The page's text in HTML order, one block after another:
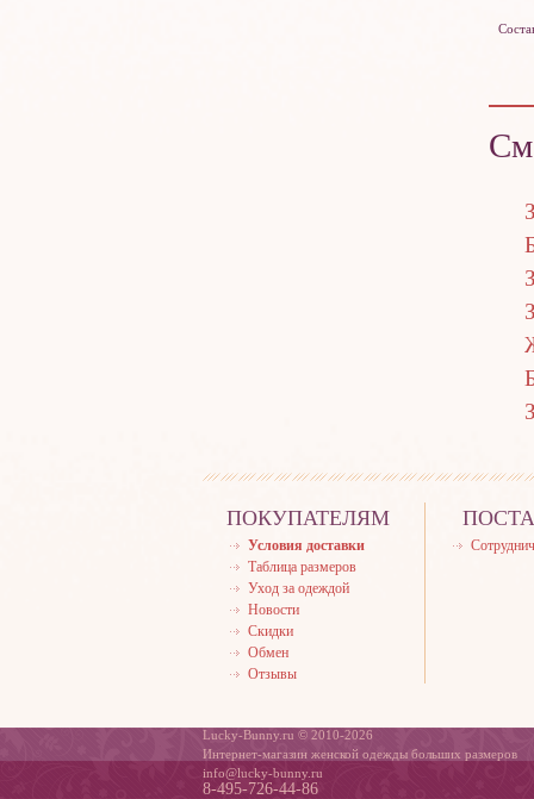
ПОКУПАТЕЛЯМ
Условия доставки
Таблица размеров
Уход за одеждой
Новости
Скидки
Обмен
Отзывы
Lucky-Bunny.ru © 2010-2026
Интернет-магазин женской одежды больших размеров
info@lucky-bunny.ru
8-495-726-44-86